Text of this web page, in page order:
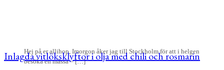
Hej på er allihop, Imorgon åker jag till Stockholm för att i helgen
besöka en mässa – […]
Inlagda vitlöksklyftor i olja med chili och rosmarin